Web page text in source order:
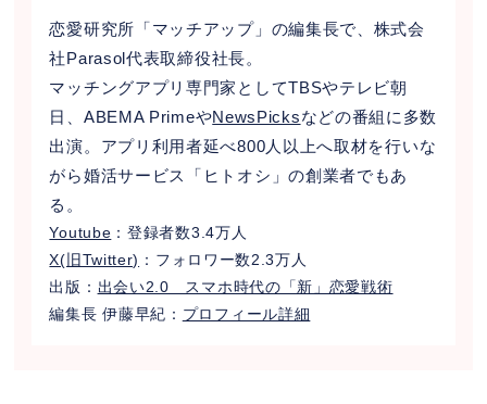
恋愛研究所「マッチアップ」の編集長で、株式会
社Parasol代表取締役社長。
マッチングアプリ専門家としてTBSやテレビ朝
日、ABEMA PrimeやNewsPicksなどの番組に多数
出演。アプリ利用者延べ800人以上へ取材を行いな
がら婚活サービス「ヒトオシ」の創業者でもあ
る。
Youtube ：登録者数3.4万人
X(旧Twitter) ：フォロワー数2.3万人
出版： 出会い2.0 スマホ時代の「新」恋愛戦術
編集長 伊藤早紀： プロフィール詳細